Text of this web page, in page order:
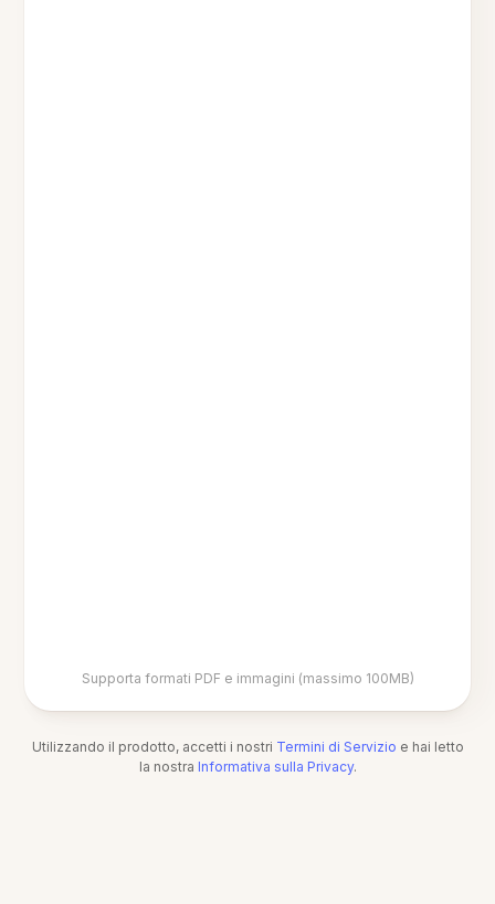
Supporta formati PDF e immagini (massimo 100MB)
Utilizzando il prodotto, accetti i nostri Termini di Servizio e hai letto
la nostra Informativa sulla Privacy.